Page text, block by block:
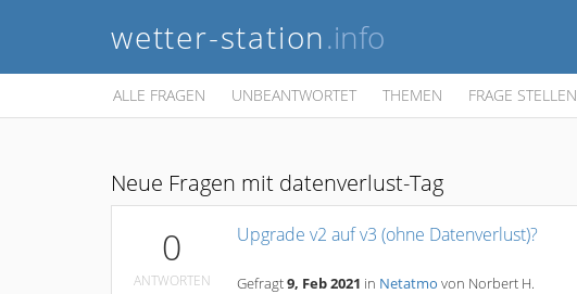
wetter-station.info
ALLE FRAGEN UNBEANTWORTET THEMEN FRAGE STELLEN
Neue Fragen mit datenverlust-Tag
0
ANTWORTEN
Upgrade v2 auf v3 (ohne Datenverlust)?
Gefragt9, Feb 2021 in Netatmo von Norbert H.